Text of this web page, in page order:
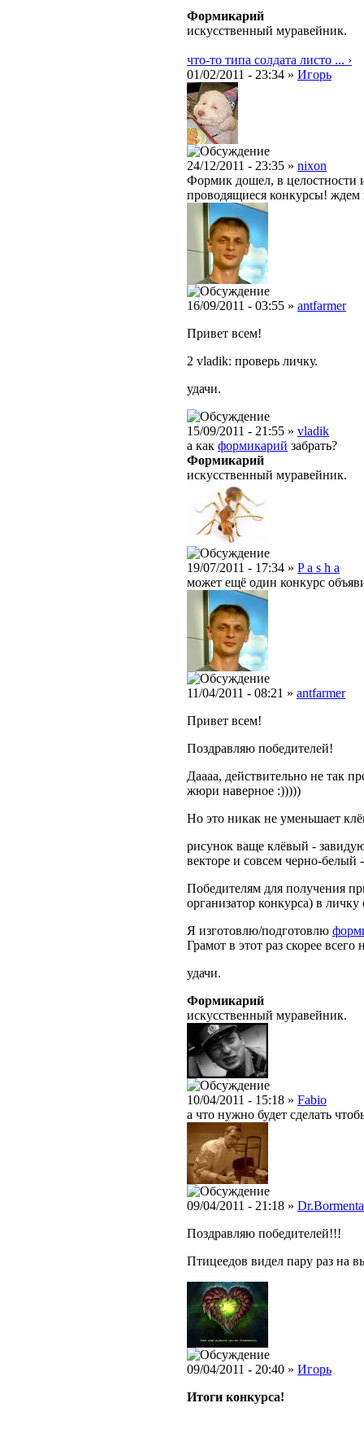
Формикарий
искусственный муравейник.
что-то типа солдата листо ... ›
01/02/2011 - 23:34 » Игорь
24/12/2011 - 23:35 » nixon
Формик дошел, в целостности
проводящиеся конкурсы!
16/09/2011 - 03:55 » antfarmer
Привет всем!
2 vladik: проверь личку.
удачи.
15/09/2011 - 21:55 » vladik
а как формикарий забрать?
Формикарий
искусственный муравейник.
19/07/2011 - 17:34 » P a s h a
может ещё один конкурс
11/04/2011 - 08:21 » antfarmer
Привет всем!
Поздравляю победителей!
Даааа, действительно не так
жюри наверное :)))))
Но это никак не уменьшает
рисунок ваще клёвый -
векторе и совсем черно-белый
Победителям для получения
организатор конкурса) в
Я изготовлю/подготовлю
Грамот в этот раз скорее всего
удачи.
Формикарий
искусственный муравейник.
10/04/2011 - 15:18 » Fabio
а что нужно будет сделать
09/04/2011 - 21:18 »
Поздравляю победителей!!!
Птицеедов видел пару раз на
09/04/2011 - 20:40 » Игорь
Итоги конкурса!